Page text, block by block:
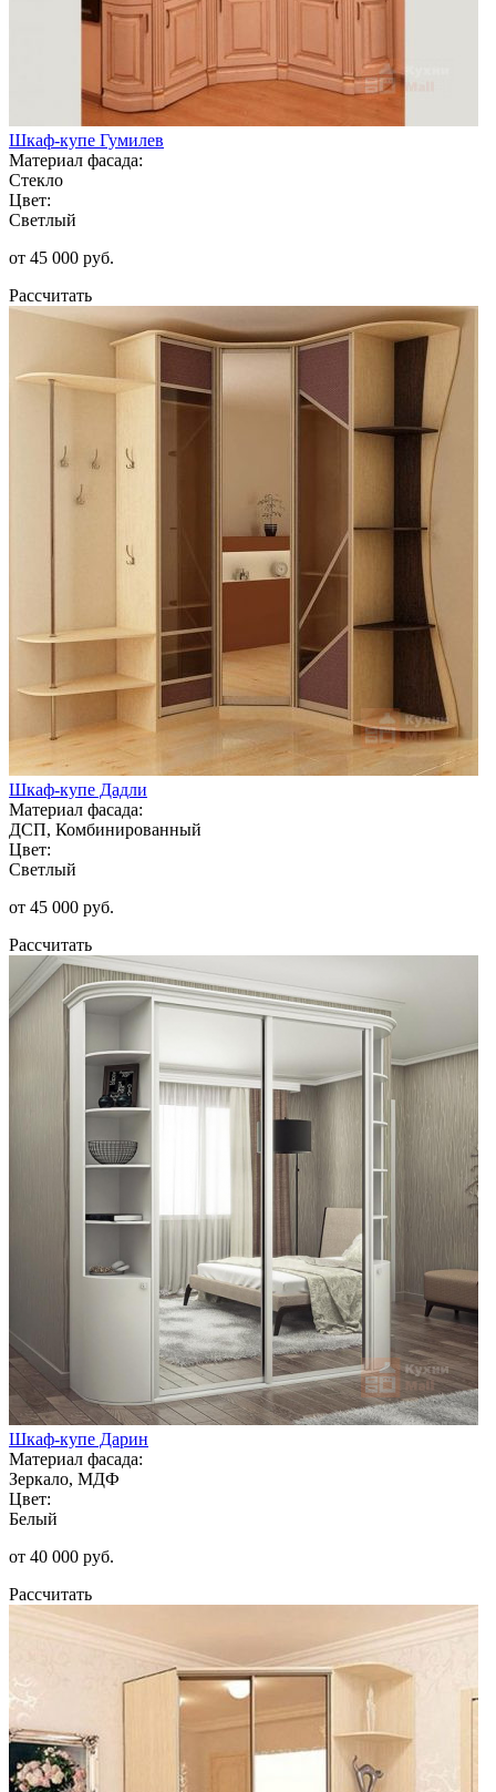
Шкаф-купе Гумилев
Материал фасада:
Стекло
Цвет:
Светлый
от 45 000 руб.
Рассчитать
Шкаф-купе Дадли
Материал фасада:
ДСП, Комбинированный
Цвет:
Светлый
от 45 000 руб.
Рассчитать
Шкаф-купе Дарин
Материал фасада:
Зеркало, МДФ
Цвет:
Белый
от 40 000 руб.
Рассчитать